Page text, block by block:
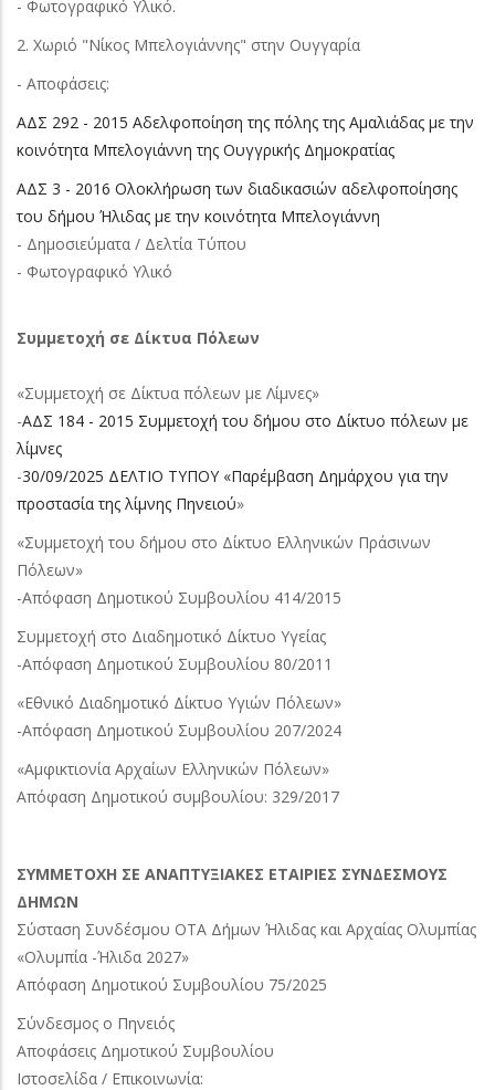
- Φωτογραφικό Υλικό.
2. Χωριό "Νίκος Μπελογιάννης" στην Ουγγαρία
- Αποφάσεις:
ΑΔΣ 292 - 2015 Αδελφοποίηση της πόλης της Αμαλιάδας με την
κοινότητα Μπελογιάννη της Ουγγρικής Δημοκρατίας
ΑΔΣ 3 - 2016 Ολοκλήρωση των διαδικασιών αδελφοποίησης
του δήμου Ήλιδας με την κοινότητα Μπελογιάννη
- Δημοσιεύματα / Δελτία Τύπου
- Φωτογραφικό Υλικό
Συμμετοχή σε Δίκτυα Πόλεων
«Συμμετοχή σε Δίκτυα πόλεων με Λίμνες»
-ΑΔΣ 184 - 2015 Συμμετοχή του δήμου στο Δίκτυο πόλεων με
λίμνες
-30/09/2025 ΔΕΛΤΙΟ ΤΥΠΟΥ «Παρέμβαση Δημάρχου για την
προστασία της λίμνης Πηνειού»
«Συμμετοχή του δήμου στο Δίκτυο Ελληνικών Πράσινων
Πόλεων»
-Απόφαση Δημοτικού Συμβουλίου 414/2015
Συμμετοχή στο Διαδημοτικό Δίκτυο Υγείας
-Απόφαση Δημοτικού Συμβουλίου 80/2011
«Εθνικό Διαδημοτικό Δίκτυο Υγιών Πόλεων»
-Απόφαση Δημοτικού Συμβουλίου 207/2024
«Αμφικτιονία Αρχαίων Ελληνικών Πόλεων»
Απόφαση Δημοτικού συμβουλίου: 329/2017
ΣΥΜΜΕΤΟΧΗ ΣΕ ΑΝΑΠΤΥΞΙΑΚΕΣ ΕΤΑΙΡΙΕΣ ΣΥΝΔΕΣΜΟΥΣ
ΔΗΜΩΝ
Σύσταση Συνδέσμου ΟΤΑ Δήμων Ήλιδας και Αρχαίας Ολυμπίας
«Ολυμπία -Ήλιδα 2027»
Απόφαση Δημοτικού Συμβουλίου 75/2025
Σύνδεσμος ο Πηνειός
Αποφάσεις Δημοτικού Συμβουλίου
Ιστοσελίδα / Επικοινωνία: